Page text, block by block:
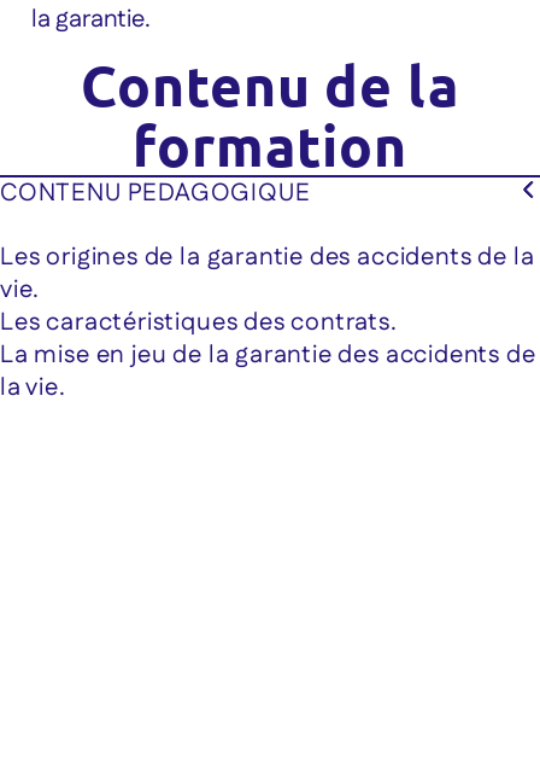
la garantie.
Contenu de la
formation
CONTENU PEDAGOGIQUE
Les origines de la garantie des accidents de la
vie.
Les caractéristiques des contrats.
La mise en jeu de la garantie des accidents de
la vie.